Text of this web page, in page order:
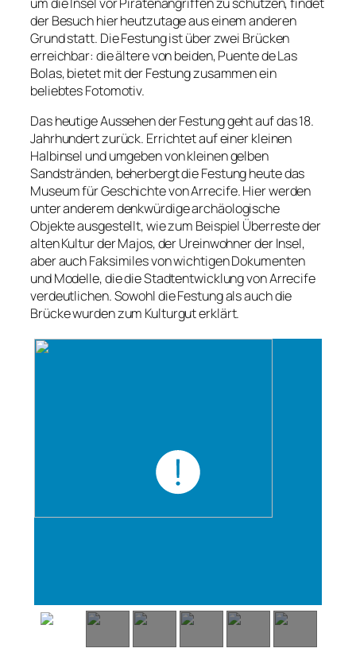
der Besuch hier heutzutage aus einem anderen
Grund statt. Die Festung ist über zwei Brücken
erreichbar: die ältere von beiden, Puente de Las
Bolas, bietet mit der Festung zusammen ein
beliebtes Fotomotiv.
Das heutige Aussehen der Festung geht auf das 18.
Jahrhundert zurück. Errichtet auf einer kleinen
Halbinsel und umgeben von kleinen gelben
Sandstränden, beherbergt die Festung heute das
Museum für Geschichte von Arrecife. Hier werden
unter anderem denkwürdige archäologische
Objekte ausgestellt, wie zum Beispiel Überreste der
alten Kultur der Majos, der Ureinwohner der Insel,
aber auch Faksimiles von wichtigen Dokumenten
und Modelle, die die Stadtentwicklung von Arrecife
verdeutlichen. Sowohl die Festung als auch die
Brücke wurden zum Kulturgut erklärt.